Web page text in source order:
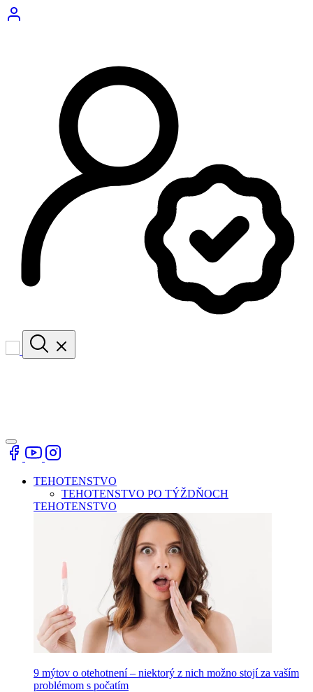
TEHOTENSTVO
TEHOTENSTVO PO TÝŽDŇOCH
TEHOTENSTVO
9 mýtov o otehotnení – niektorý z nich možno stojí za vaším
problémom s počatím